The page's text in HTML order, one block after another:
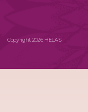
Copyright 2026 HELAS